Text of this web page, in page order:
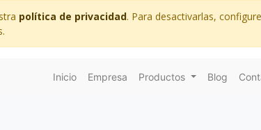
política de privacidad. Para desactivarlas,
Inicio Empresa Productos Blog